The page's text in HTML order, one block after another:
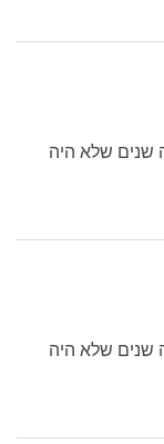
שנים שלא היה
שנים שלא היה